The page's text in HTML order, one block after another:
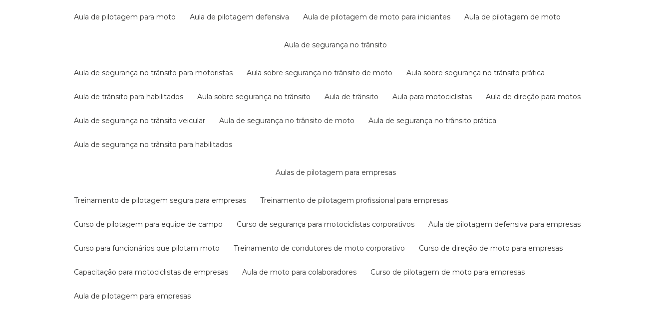
aula de pilotagem para moto aula de pilotagem defensiva aula de pilotagem de moto para iniciantes aula de pilotagem de moto
aula de segurança no trânsito
aula de segurança no trânsito para motoristas aula sobre segurança no trânsito de moto aula sobre segurança no trânsito prática
aula de trânsito para habilitados aula sobre segurança no trânsito aula de trânsito aula para motociclistas aula de direção para motos
aula de segurança no trânsito veicular aula de segurança no trânsito de moto aula de segurança no trânsito prática
aula de segurança no trânsito para habilitados
aulas de pilotagem para empresas
treinamento de pilotagem segura para empresas treinamento de pilotagem profissional para empresas
curso de pilotagem para equipe de campo curso de segurança para motociclistas corporativos aula de pilotagem defensiva para empresas
curso para funcionários que pilotam moto treinamento de condutores de moto corporativo curso de direção de moto para empresas
capacitação para motociclistas de empresas aula de moto para colaboradores curso de pilotagem de moto para empresas
aula de pilotagem para empresas